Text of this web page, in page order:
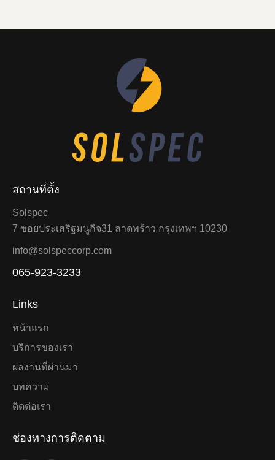
สถานที่ตั้ง
Solspec
7 ซอยประเสริฐมนูกิจ31 ลาดพร้าว กรุงเทพฯ 10230
info@solspeccorp.com
065-923-3233
Links
หน้าแรก
บริการของเรา
ผลงานที่ผ่านมา
บทความ
ติดต่อเรา
ช่องทางการติดตาม